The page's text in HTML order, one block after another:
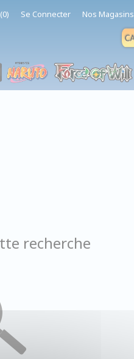
Se Connecter Nos Magasins
recherche